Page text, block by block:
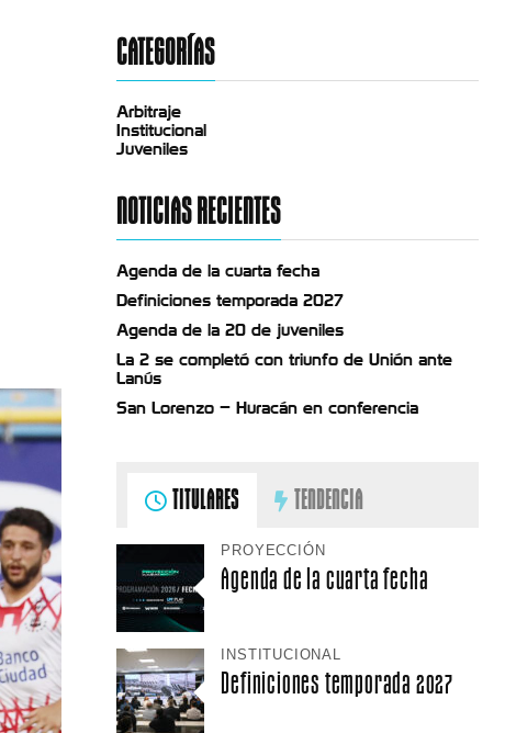
CATEGORÍAS
Arbitraje
Institucional
Juveniles
NOTICIAS RECIENTES
Agenda de la cuarta fecha
Definiciones temporada 2027
Agenda de la 20 de juveniles
La 2 se completó con triunfo de Unión ante
Lanús
San Lorenzo – Huracán en conferencia
TITULARES TENDENCIA
PROYECCIÓN
Agenda de la cuarta fecha
INSTITUCIONAL
Definiciones temporada 2027